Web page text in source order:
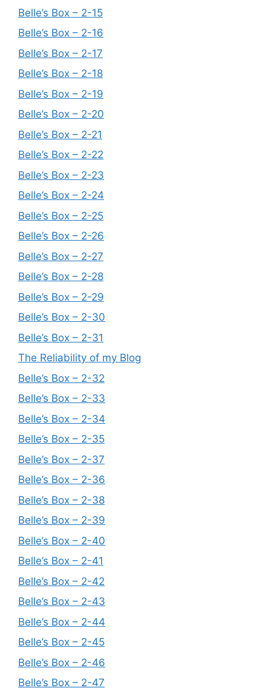
Belle’s Box – 2-15
Belle’s Box – 2-16
Belle’s Box – 2-17
Belle’s Box – 2-18
Belle’s Box – 2-19
Belle’s Box – 2-20
Belle’s Box – 2-21
Belle’s Box – 2-22
Belle’s Box – 2-23
Belle’s Box – 2-24
Belle’s Box – 2-25
Belle’s Box – 2-26
Belle’s Box – 2-27
Belle’s Box – 2-28
Belle’s Box – 2-29
Belle’s Box – 2-30
Belle’s Box – 2-31
The Reliability of my Blog
Belle’s Box – 2-32
Belle’s Box – 2-33
Belle’s Box – 2-34
Belle’s Box – 2-35
Belle’s Box – 2-37
Belle’s Box – 2-36
Belle’s Box – 2-38
Belle’s Box – 2-39
Belle’s Box – 2-40
Belle’s Box – 2-41
Belle’s Box – 2-42
Belle’s Box – 2-43
Belle’s Box – 2-44
Belle’s Box – 2-45
Belle’s Box – 2-46
Belle’s Box – 2-47